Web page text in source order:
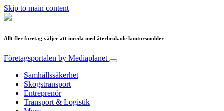
Skip to main content
Allt fler företag väljer att inreda med återbrukade kontorsmöbler
Företagsportalen by Mediaplanet
Samhällssäkerhet
Skogstransport
Entreprenör
Transport & Logistik